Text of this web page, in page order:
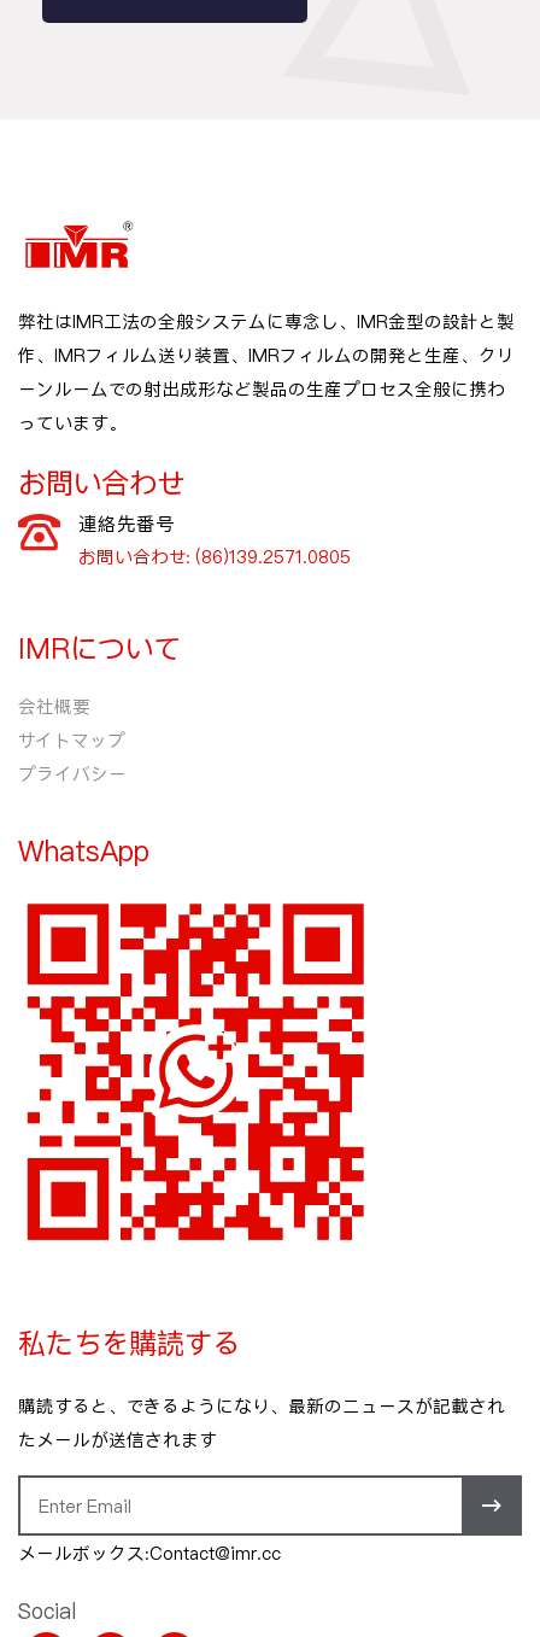
弊社はIMR工法の全般システムに専念し、IMR金型の設計と製
作、IMRフィルム送り装置、IMRフィルムの開発と生産、クリ
ーンルームでの射出成形など製品の生産プロセス全般に携わ
っています。
お問い合わせ
連絡先番号
お問い合わせ: (86)139.2571.0805
IMRについて
会社概要
サイトマップ
プライバシー
WhatsApp
私たちを購読する
購読すると、できるようになり、最新のニュースが記載され
たメールが送信されます
メールボックス:Contact@imr.cc
Social